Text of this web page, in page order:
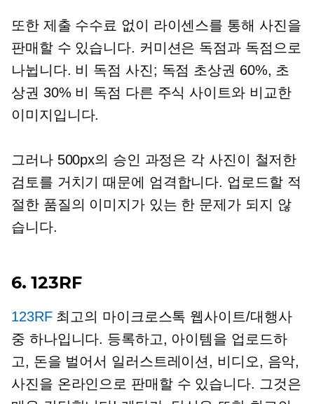
또한 제출 수수료 없이 라이센스를 통해 사진을
판매할 수 있습니다. 커미션은 독점과 독점으로
나뉩니다. 비 독점 사진; 독점 초상권 60%, 초
상권 30% 비 독점 다른 주식 사이트와 비교한
이미지입니다.
그러나 500px의 승인 과정은 각 사진이 철저한
검토를 거치기 때문에 엄격합니다. 업로드할 적
절한 품질의 이미지가 있는 한 문제가 되지 않
습니다.
6. 123RF
123RF최고의 마이크로스톡 웹사이트/대행사
중 하나입니다. 등록하고, 아이템을 업로드하
고, 돈을 벌어서 일러스트레이션, 비디오, 음악,
사진을 온라인으로 판매할 수 있습니다. 그것은